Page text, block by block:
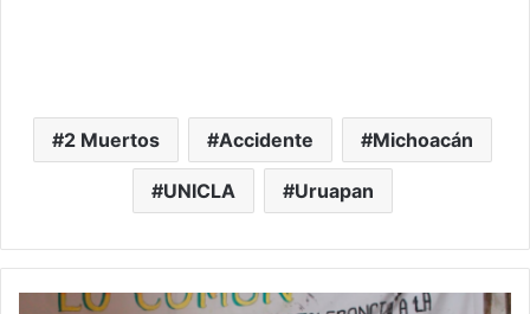
2 Muertos Accidente Michoacán
UNICLA Uruapan
#Morelia